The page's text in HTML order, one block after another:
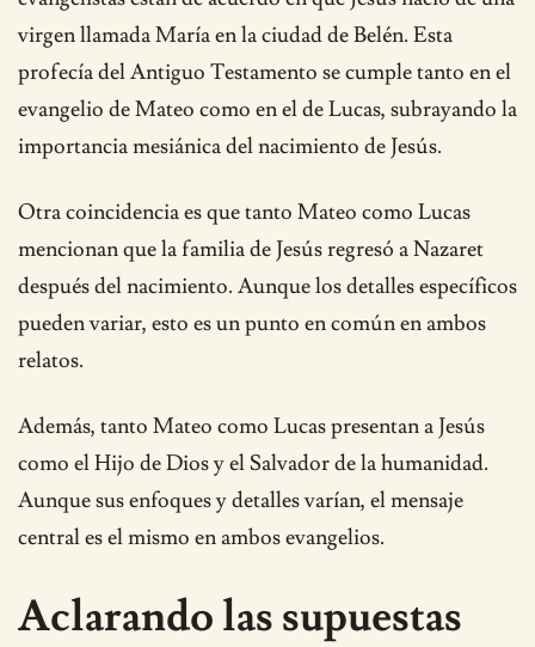
virgen llamada María en la ciudad de Belén. Esta
profecía del Antiguo Testamento se cumple tanto en el
evangelio de Mateo como en el de Lucas, subrayando la
importancia mesiánica del nacimiento de Jesús.
Otra coincidencia es que tanto Mateo como Lucas
mencionan que la familia de Jesús regresó a Nazaret
después del nacimiento. Aunque los detalles específicos
pueden variar, esto es un punto en común en ambos
relatos.
Además, tanto Mateo como Lucas presentan a Jesús
como el Hijo de Dios y el Salvador de la humanidad.
Aunque sus enfoques y detalles varían, el mensaje
central es el mismo en ambos evangelios.
Aclarando las supuestas